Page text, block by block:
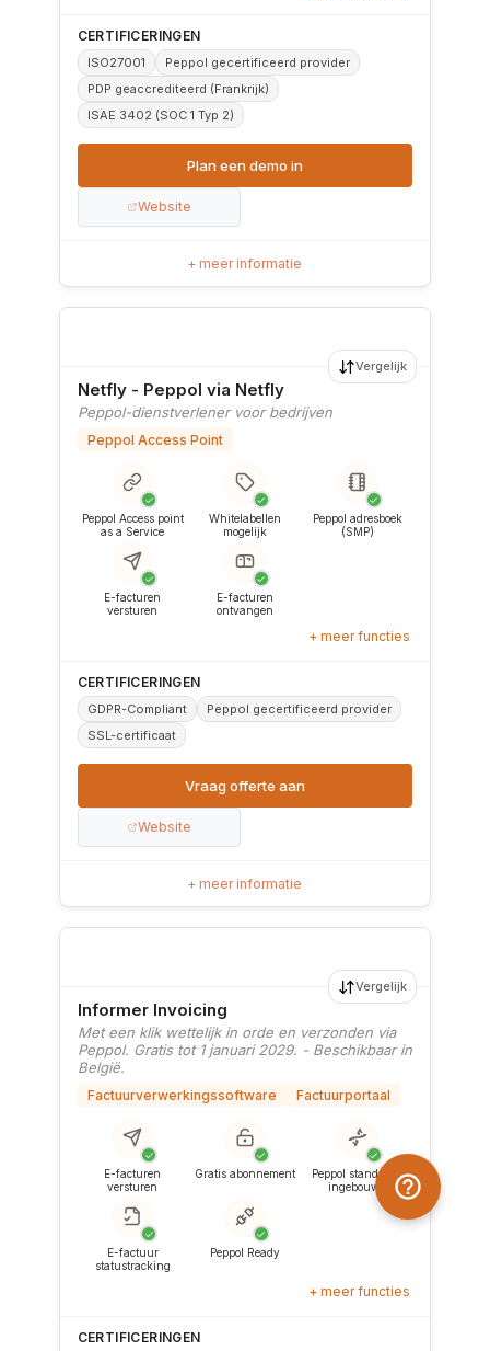
CERTIFICERINGEN
ISO27001
Peppol gecertificeerd provider
PDP geaccrediteerd (Frankrijk)
ISAE 3402 (SOC 1 Typ 2)
Plan een demo in
Website
+ meer informatie
Netfly - Peppol via Netfly
Peppol-dienstverlener voor bedrijven
Peppol Access Point
✓
Peppol Access point
as a Service
✓
Whitelabellen
mogelijk
✓
Peppol adresboek
(SMP)
✓
E-facturen
versturen
✓
E-facturen
ontvangen
+ meer functies
Vergelijk
CERTIFICERINGEN
GDPR-Compliant
Peppol gecertificeerd provider
SSL-certificaat
Vraag offerte aan
Website
+ meer informatie
Informer Invoicing
Met een klik wettelijk in orde en verzonden via
Peppol. Gratis tot 1 januari 2029. - Beschikbaar in
België.
Factuurverwerkingssoftware Factuurportaal
✓
E-facturen
versturen
✓
Gratis abonnement
✓
Peppol standaard
ingebouwd
✓
E-factuur
statustracking
✓
Peppol Ready
+ meer functies
Vergelijk
CERTIFICERINGEN